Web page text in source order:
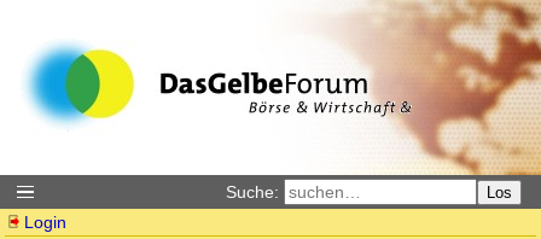
Suche: Los
Login